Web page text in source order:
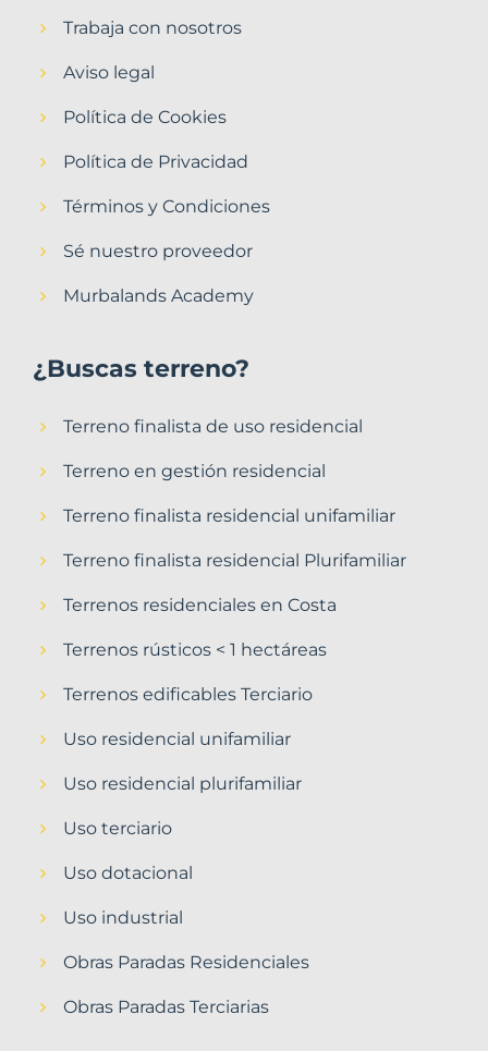
Trabaja con nosotros
Aviso legal
Política de Cookies
Política de Privacidad
Términos y Condiciones
Sé nuestro proveedor
Murbalands Academy
¿Buscas terreno?
Terreno finalista de uso residencial
Terreno en gestión residencial
Terreno finalista residencial unifamiliar
Terreno finalista residencial Plurifamiliar
Terrenos residenciales en Costa
Terrenos rústicos < 1 hectáreas
Terrenos edificables Terciario
Uso residencial unifamiliar
Uso residencial plurifamiliar
Uso terciario
Uso dotacional
Uso industrial
Obras Paradas Residenciales
Obras Paradas Terciarias